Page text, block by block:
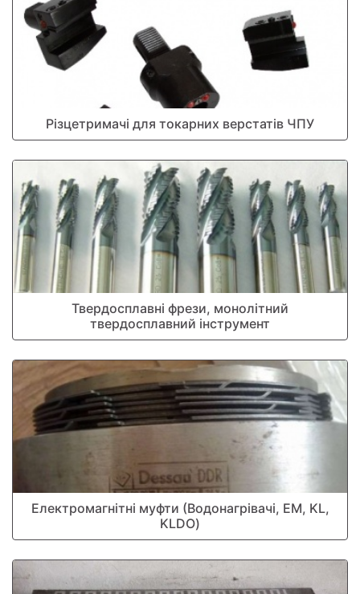
Різцетримачі для токарних верстатів ЧПУ
Твердосплавні фрези, монолітний
твердосплавний інструмент
Електромагнітні муфти (Водонагрівачі, ЕМ, KL,
KLDO)